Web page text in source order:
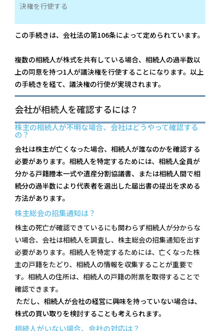
決権を行使する
この手続きは、会社法の第106条によって定められています。
複数の相続人が株式を共有している場合、相続人の過半数以
上の同意を持つ1人が議決権を行使することになります。以上
の手続きを経て、議決権の行使が実現されます。
会社が相続人を確認するには？
株主の相続人が不明な場合、会社はどうやって確認する
の？
会社は株主が亡くなった場合、相続人が誰なのかを確認する
必要があります。相続人を特定するためには、相続人全員が
分かる戸籍謄本一式や遺産分割協議書、または相続人間で相
続分の過半数により代表者を選出した届出書の提出を求める
方法があります。
株主総会の招集通知は？
株主の死亡が確認できているにも関わらず相続人が分からな
い場合、会社は相続人を調査し、株主総会の招集通知を出す
必要があります。相続人を特定するためには、亡くなった株
主の戸籍をたどり、相続人の情報を収集することが重要で
す。相続人の住所は、相続人の戸籍の附票を取得することで
確認できます。
ただし、相続人が会社の経営に興味を持っていない場合は、
株式の買い取りを検討することも考えられます。
相続人がいない場合、会社の対応は？